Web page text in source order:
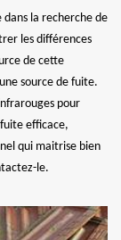
dans la recherche de
les différences
de cette
source de fuite.
pour
efficace,
qui maitrise bien
le.